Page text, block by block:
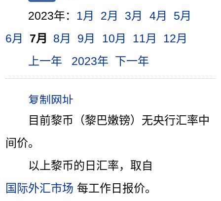
2023年： 1月 2月 3月 4月
5月
6月
7月 8月 9月 10月 11月
12月
上一年
2023年 下一年
目前黎币（黎巴嫩镑）无央行汇率中
间价。
以上黎币的日汇率，取自
国际外汇市场 每工作日报价。